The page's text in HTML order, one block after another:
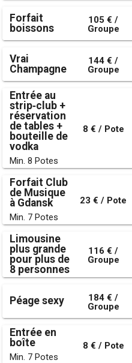
Forfait
boissons
105 € /
Groupe
Vrai
Champagne
144 € /
Groupe
Entrée au
strip‑club +
réservation
de tables +
bouteille de
vodka
Min. 8 Potes
8 € / Pote
Forfait Club
de Musique
à Gdansk
Min. 7 Potes
23 € / Pote
Limousine
plus grande
pour plus de
8 personnes
116 € /
Groupe
Péage sexy
184 € /
Groupe
Entrée en
boîte
Min. 7 Potes
8 € / Pote